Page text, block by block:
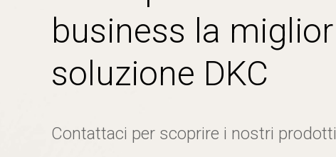
business la miglior
soluzione DKC
Contattaci per scoprire i nostri prodotti